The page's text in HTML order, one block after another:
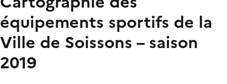
équipements sportifs de la
Ville de Soissons – saison
2019